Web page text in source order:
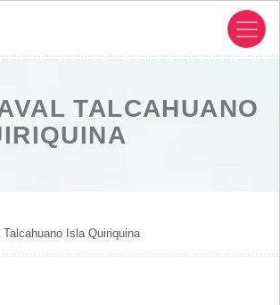
TALCAHUANO
Talcahuano Isla Quiriquina